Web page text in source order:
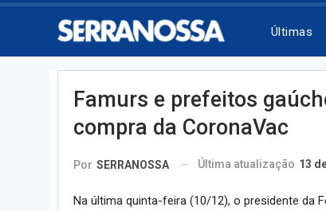
Últimas
Famurs e prefeitos
compra da CoronaVac
Por SERRANOSSA Última atualização 13
Na última quinta-feira (10/12), o presidente da